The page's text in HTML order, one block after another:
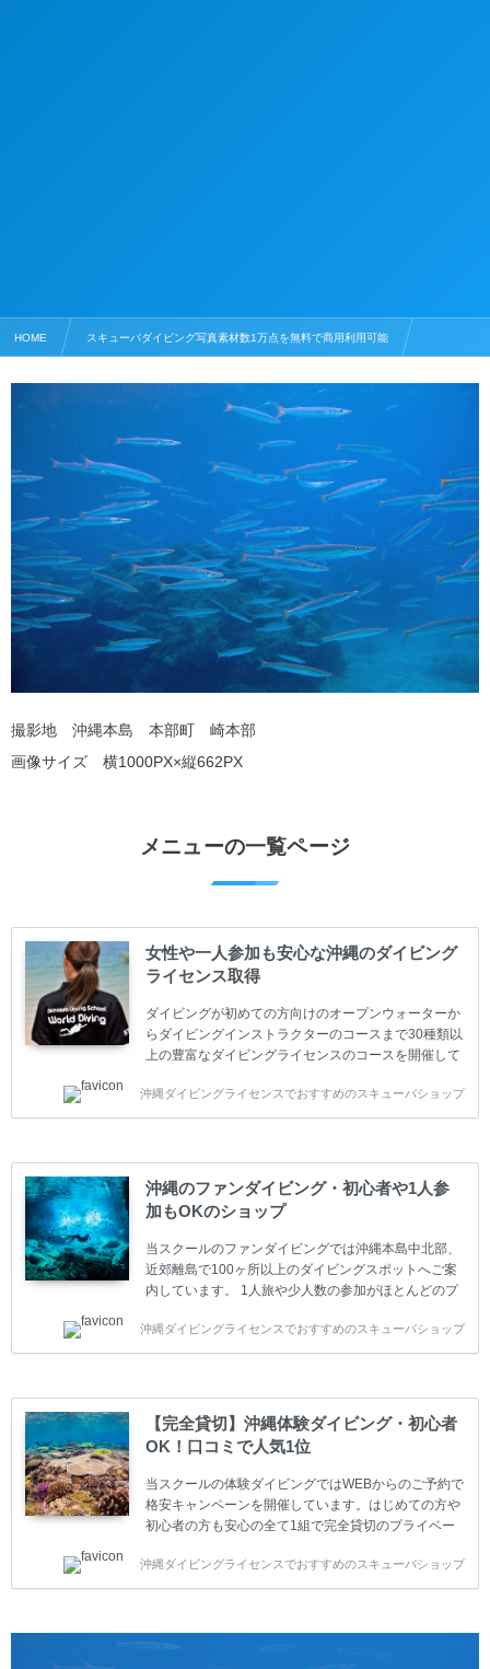
HOME スキューバダイビング写真素材数1万点を無料で商用利用可能
撮影地 沖縄本島 本部町 崎本部
画像サイズ 横1000PX×縦662PX
メニューの一覧ページ
女性や一人参加も安心な沖縄のダイビング
ライセンス取得
ダイビングが初めての方向けのオープンウォーターか
らダイビングインストラクターのコースまで30種類以
上の豊富なダイビングライセンスのコースを開催して
(TEC)のコースもご用意しています。 当スクールを受
講するお客様は一人参加などの少人数のご参加が最も
スクールです。各種ダイビングライセンス取得コース
は年間を通じてキャンペーンを行っています。 ベーシ
ックダイバー(Cカード) 1日間+eラーニング 最安値キ
ャンペーン ￥22800(税込) ￥16800(税込) 器材 / 送
迎 / 保険 / 全て込み ダイビング...
沖縄ダイビングライセンスでおすすめのスキューバショップ
沖縄のファンダイビング・初心者や1人参
加もOKのショップ
当スクールのファンダイビングでは沖縄本島中北部、
近郊離島で100ヶ所以上のダイビングスポットへご案
内しています。 1人旅や少人数の参加がほとんどのプ
の方も安心して楽しめるようにリフレッシュダイビン
グコースもご用意しています。お1人様も初心者の方
イセンスを取得したお客様、ファンダイビングのリピ
ーター様はファンダイビングの全てのコース費が
10%OFF、フル器材レンタルが50%OFFになります。
沖縄本島周辺ビーチ・ファンダイビング ￥13800(税
込)【 2ビーチ 】 ウエイト / タンク / 送迎...
沖縄ダイビングライセンスでおすすめのスキューバショップ
【完全貸切】沖縄体験ダイビング・初心者
OK！口コミで人気1位
当スクールの体験ダイビングではWEBからのご予約で
格安キャンペーンを開催しています。はじめての方や
初心者の方も安心の全て1組で完全貸切のプライベー
1人様から気軽にご参加ください。 全てのコースで高
画質の記念撮影&水中撮影付きです。初心者の方やダ
す。 沖縄本島周辺ビーチ・体験ダイビング 格安キャ
ンペーン！！￥16800 ￥11800(税込) 器材 / 送迎 / 保
沖縄ダイビングライセンスでおすすめのスキューバショップ